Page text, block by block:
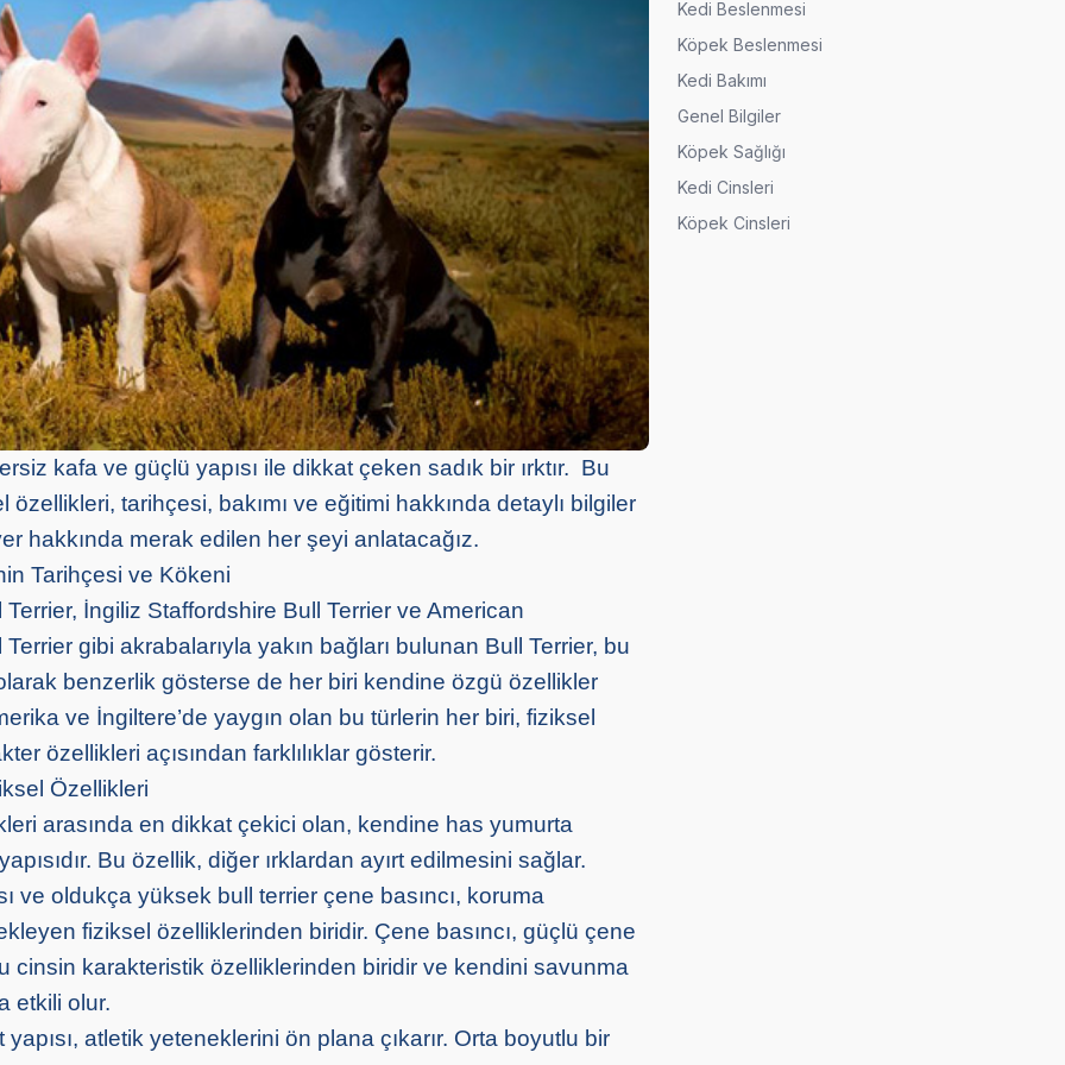
kafa ve güçlü yapısı ile dikkat çeken sadık bir ırktır. Bu
özellikleri, tarihçesi, bakımı ve eğitimi hakkında detaylı bilgiler
hakkında merak edilen her şeyi anlatacağız.
Tarihçesi ve Kökeni
İngiliz Staffordshire Bull Terrier ve American
gibi akrabalarıyla yakın bağları bulunan Bull Terrier, bu
benzerlik gösterse de her biri kendine özgü özellikler
ve İngiltere’de yaygın olan bu türlerin her biri, fiziksel
özellikleri açısından farklılıklar gösterir.
Özellikleri
arasında en dikkat çekici olan, kendine has yumurta
Bu özellik, diğer ırklardan ayırt edilmesini sağlar.
ve oldukça yüksek bull terrier çene basıncı, koruma
fiziksel özelliklerinden biridir. Çene basıncı, güçlü çene
cinsin karakteristik özelliklerinden biridir ve kendini savunma
etkili olur.
atletik yeteneklerini ön plana çıkarır. Orta boyutlu bir
Kedi Beslenmesi
Köpek Beslenmesi
Kedi Bakımı
Genel Bilgiler
Köpek Sağlığı
Kedi Cinsleri
Köpek Cinsleri